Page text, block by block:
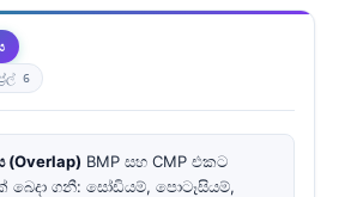
6
(Overlap) BMP සහ CMP එකට
ගනී: සෝඩියම්, පොටෑසියම්,